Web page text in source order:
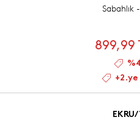
Sabahlık
899,99